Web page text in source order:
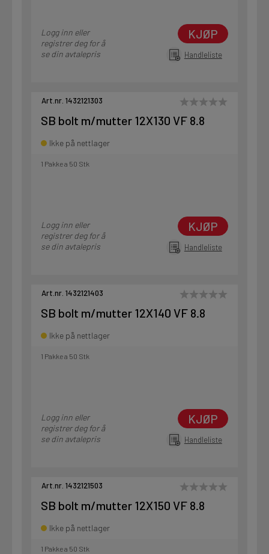
Logg inn eller
registrer deg for å
se din avtalepris
KJØP
Handleliste
Art.nr. 1432121303
SB bolt m/mutter 12X130 VF 8.8
Ikke på nettlager
1 Pakke a 50 Stk
Logg inn eller
registrer deg for å
se din avtalepris
KJØP
Handleliste
Art.nr. 1432121403
SB bolt m/mutter 12X140 VF 8.8
Ikke på nettlager
1 Pakke a 50 Stk
Logg inn eller
registrer deg for å
se din avtalepris
KJØP
Handleliste
Art.nr. 1432121503
SB bolt m/mutter 12X150 VF 8.8
Ikke på nettlager
1 Pakke a 50 Stk